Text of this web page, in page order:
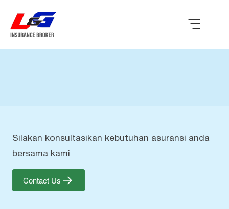
Silakan konsultasikan kebutuhan asuransi anda
bersama kami
Contact Us